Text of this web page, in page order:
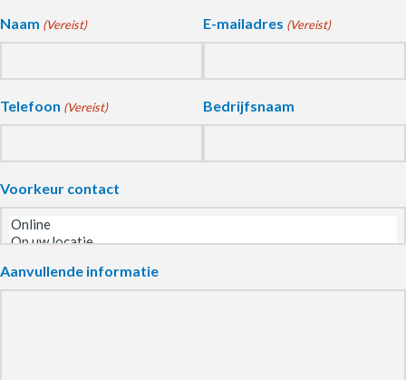
Naam (Vereist) E-mailadres (Vereist)
Telefoon (Vereist) Bedrijfsnaam
Voorkeur contact
Aanvullende informatie